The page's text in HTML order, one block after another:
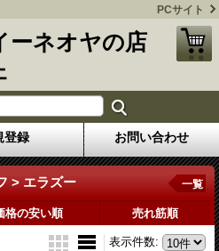
PCサイト
ーネオヤの店
登録 お問い合わせ
> エラズー 一覧
格の安い順 売れ筋順
表示件数: